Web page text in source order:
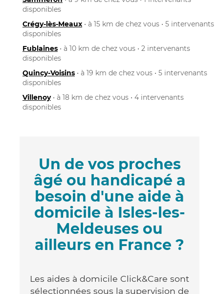
disponibles
Crégy-lès-Meaux • à 15 km de chez vous • 5 intervenants
disponibles
Fublaines • à 10 km de chez vous • 2 intervenants
disponibles
Quincy-Voisins • à 19 km de chez vous • 5 intervenants
disponibles
Villenoy• à 18 km de chez vous • 4 intervenants
disponibles
Un de vos proches
âgé ou handicapé a
besoin d'une aide à
domicile à Isles-les-
Meldeuses ou
ailleurs en France ?
Les aides à domicile Click&Care sont
sélectionnées sous la supervision de